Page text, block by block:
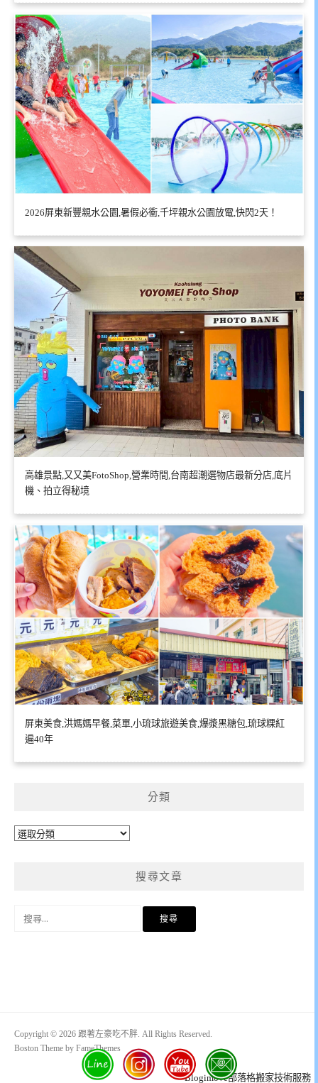
2026屏東新豐親水公園,暑假必衝,千坪親水公園放電,快閃2天！
高雄景點,又又美FotoShop,營業時間,台南超潮選物店最新分店,底片
機、拍立得秘境
屏東美食,洪媽媽早餐,菜單,小琉球旅遊美食,爆漿黑糖包,琉球粿紅
遍40年
分類
分
搜尋文章
Copyright © 2026 跟著左豪吃不胖. All Rights Reserved.
Boston Theme by FameThemes
Blogimove部落格搬家技術服務